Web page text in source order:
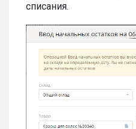
списания.